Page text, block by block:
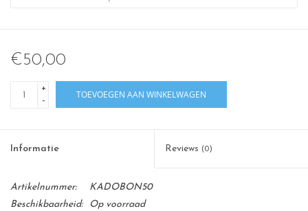
€50,00
+
-
TOEVOEGEN AAN WINKELWAGEN
Informatie Reviews (0)
Artikelnummer:
KADOBON50
Beschikbaarheid:
Op voorraad